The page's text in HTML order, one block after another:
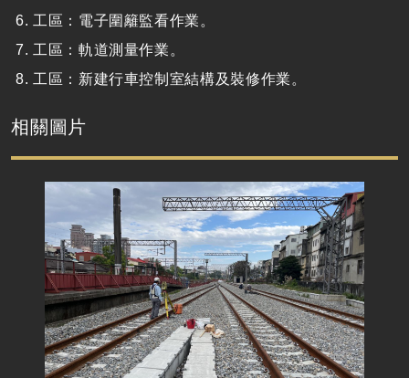
工區：電子圍籬監看作業。
工區：軌道測量作業。
工區：新建行車控制室結構及裝修作業。
相關圖片